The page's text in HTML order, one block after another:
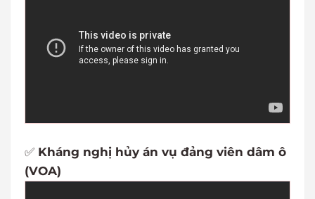
✅ Kháng nghị hủy án vụ đảng viên dâm ô
(VOA)